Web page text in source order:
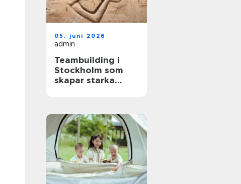
05. juni 2026
admin
Teambuilding i
Stockholm som
skapar starka